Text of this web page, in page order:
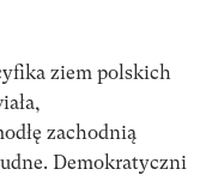
ziem polskich
zachodnią
Demokratyczni